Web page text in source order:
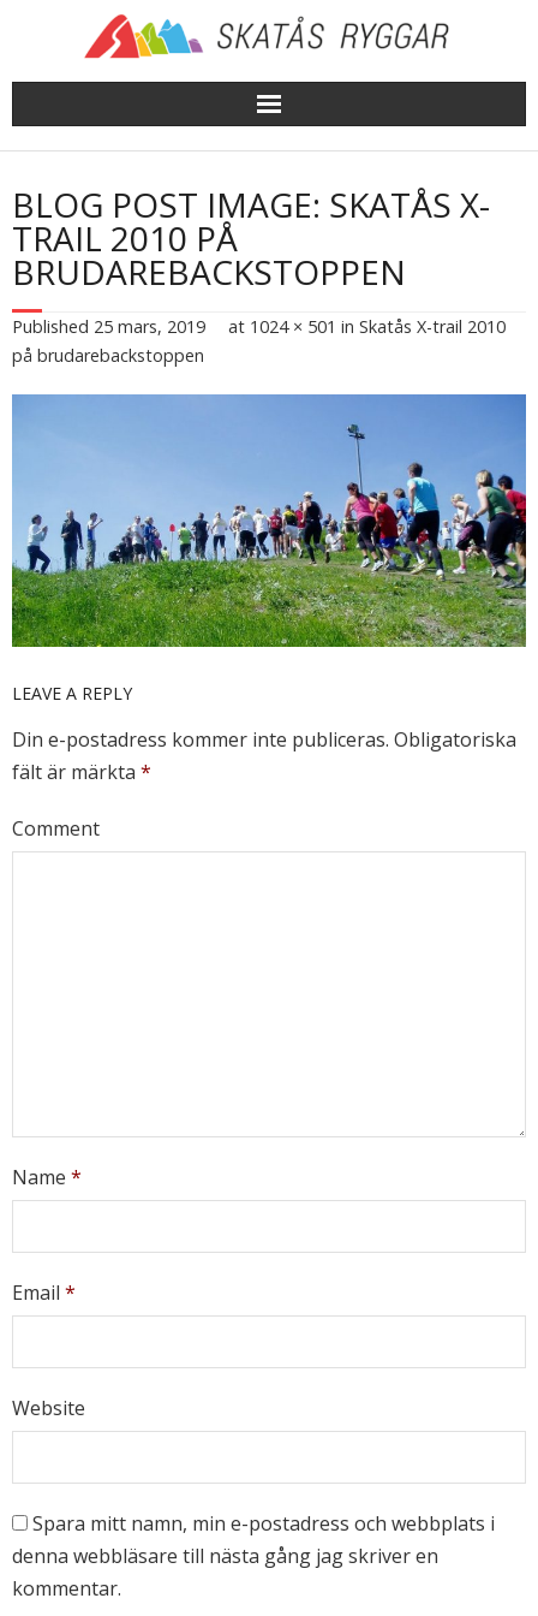
content
BLOG POST IMAGE: SKATÅS X-
TRAIL 2010 PÅ
BRUDAREBACKSTOPPEN
Published 25 mars, 2019 at 1024 × 501 in Skatås X-trail 2010
på brudarebackstoppen
LEAVE A REPLY
Din e-postadress kommer inte publiceras. Obligatoriska
fält är märkta *
Comment
Name *
Email *
Website
Spara mitt namn, min e-postadress och webbplats i
denna webbläsare till nästa gång jag skriver en
kommentar.